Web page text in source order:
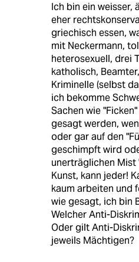
Ich bin ein weisser,
eher
griechisch essen,
mit Neckermann,
heterosexuell, drei
katholisch,
Kriminelle (selbst
ich bekomme
Sachen wie
gesagt werden,
oder gar auf den
geschimpft wird
unerträglichen Mist
Kunst, kann jeder!
kaum arbeiten und
wie gesagt, ich bin
Welcher Anti-
Oder gilt Anti-
jeweils Mächtigen?